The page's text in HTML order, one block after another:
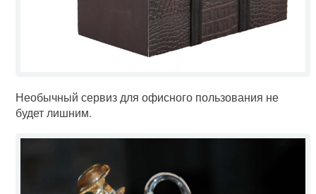
Необычный сервиз для офисного пользования не
будет лишним.